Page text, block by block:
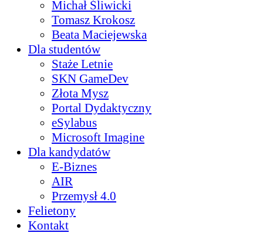
Michał Śliwicki
Tomasz Krokosz
Beata Maciejewska
Dla studentów
Staże Letnie
SKN GameDev
Złota Mysz
Portal Dydaktyczny
eSylabus
Microsoft Imagine
Dla kandydatów
E-Biznes
AIR
Przemysł 4.0
Felietony
Kontakt